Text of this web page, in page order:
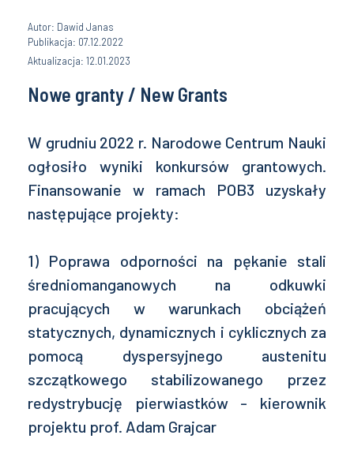
Autor: Dawid Janas
Publikacja: 07.12.2022
Aktualizacja: 12.01.2023
Nowe granty / New Grants
W grudniu 2022 r. Narodowe Centrum Nauki
ogłosiło wyniki konkursów grantowych.
Finansowanie w ramach POB3 uzyskały
następujące projekty:
1) Poprawa odporności na pękanie stali
średniomanganowych na odkuwki
pracujących w warunkach obciążeń
statycznych, dynamicznych i cyklicznych za
pomocą dyspersyjnego austenitu
szczątkowego stabilizowanego przez
redystrybucję pierwiastków - kierownik
projektu prof. Adam Grajcar